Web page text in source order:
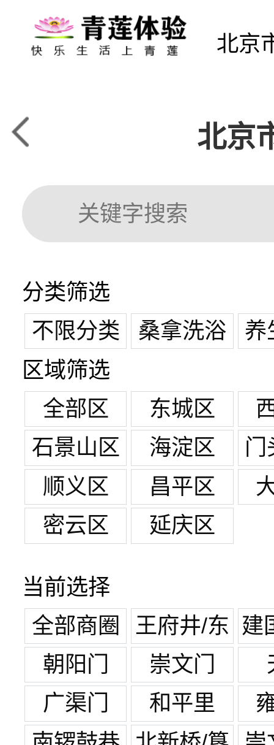
北京
北京
分类筛选
不限分类
桑拿洗浴
养
区域筛选
全部区
东城区
石景山区
海淀区
门
顺义区
昌平区
密云区
延庆区
当前选择
全部商圈
王府井/东
单
建
朝阳门 崇文门
广渠门
和平里